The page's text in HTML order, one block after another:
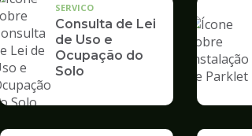
SERVICO
Consulta de Lei
de Uso e
Ocupação do
Solo